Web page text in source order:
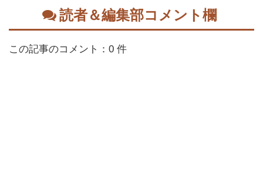
読者＆編集部コメント欄
この記事のコメント：0 件